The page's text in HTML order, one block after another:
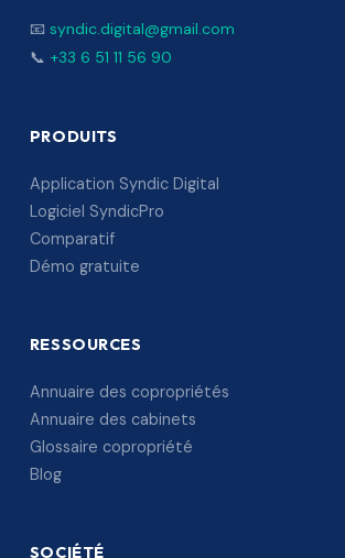
📧 syndic.digital@gmail.com
📞 +33 6 51 11 56 90
PRODUITS
Application Syndic Digital
Logiciel SyndicPro
Comparatif
Démo gratuite
RESSOURCES
Annuaire des copropriétés
Annuaire des cabinets
Glossaire copropriété
Blog
SOCIÉTÉ